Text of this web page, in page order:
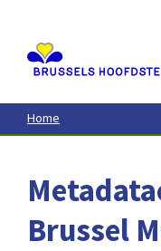
contenu
principal
Home
Brussel